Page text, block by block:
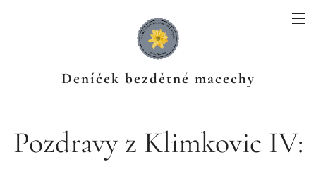
Deníček bezdětné macechy
Pozdravy z Klimkovic IV: